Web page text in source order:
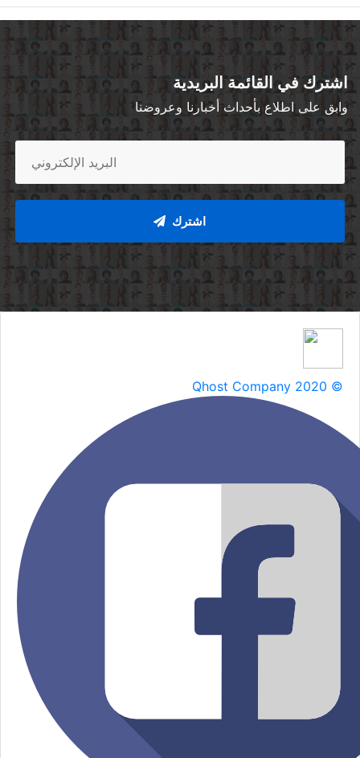
اشترك في القائمة البريدية
وابق على اطلاع بأحداث أخبارنا وعروضنا
اشترك
Qhost Company 2020 ©